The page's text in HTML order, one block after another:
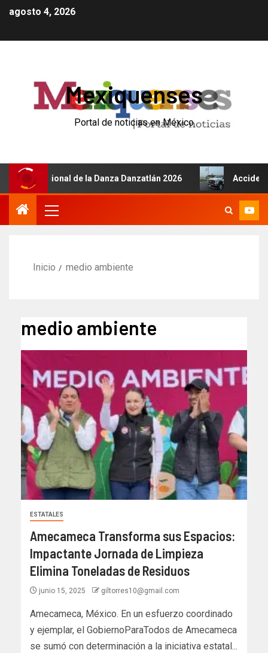
agosto 4, 2026
Mexiquenses
Portal de noticias en México
de la Danza Danzatlán 2026 Accidente de
Inicio medio ambiente
medio ambiente
ESTATALES
Amecameca Transforma sus Espacios:
Impactante Jornada de Limpieza
Elimina Toneladas de Residuos
junio 15, 2025 giltorres10@gmail.com
Amecameca, México. En un esfuerzo coordinado
y ejemplar, el GobiernoParaTodos de Amecameca
se sumó con determinación a la iniciativa estatal...